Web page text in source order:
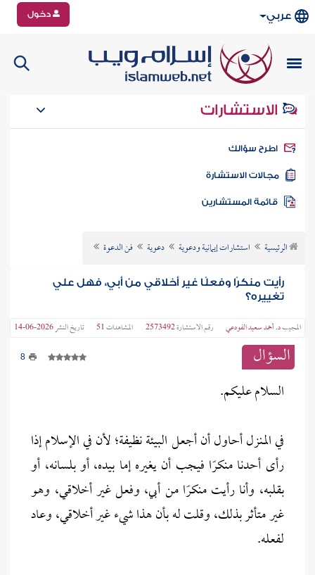
عربي دخول
الاستشارات
سؤالك
الاستشارة
الرئيسية استشارات إيمانية ودعوية دعوية فن الدعوة
رأيت منكرًا وفعلًا غير أخلاقي من أبي، فهل علي
تغييره؟
المجيبد. أحمد سعيد الفودعي رقم الاستشارة2573492 المشاهدات51 تاريخ النشر2026-06-14
السؤال 8
السلام عليكم.
في المنزل أحاول أن أجعل البيئة نظيفة؛ لأن في الإسلام إذا
رأى أحدنا منكرًا فيجب أن يغيره إما بيده، أو بلسانه، أو
بقلبه، وأنا رأيت منكرًا من أبي، وفعل غير أخلاقي، وهو
غير متأثر بذلك، وقلت له بأن هذا شيء غير أخلاقي، وعاد
لفعله.